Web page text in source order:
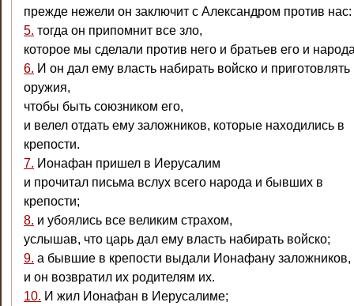
прежде нежели он заключит с Александром против нас:
5. тогда он припомнит все зло,
которое мы сделали против него и братьев его и
6. И он дал ему власть набирать войско и приготовлять
оружия,
чтобы быть союзником его,
и велел отдать ему заложников, которые находились в
крепости.
7. Ионафан пришел в Иерусалим
и прочитал письма вслух всего народа и бывших в
крепости;
8. и убоялись все великим страхом,
услышав, что царь дал ему власть набирать войско;
9. а бывшие в крепости выдали Ионафану заложников,
и он возвратил их родителям их.
10. И жил Ионафан в Иерусалиме;